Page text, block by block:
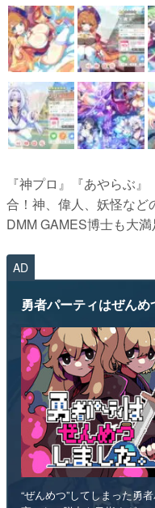
『神プロ』『あやらぶ
合！神、偉人、妖怪など
DMM GAMES博士も大満
AD
勇者パーティはぜんめ
“ぜんめつ”してしまった勇